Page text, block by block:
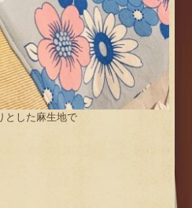
とした麻生地で